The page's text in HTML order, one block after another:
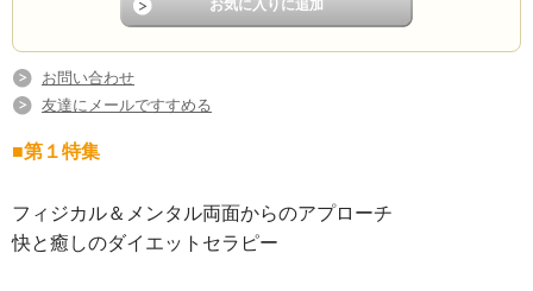
お問い合わせ
友達にメールですすめる
■第１特集
フィジカル＆メンタル両面からのアプローチ
快と癒しのダイエットセラピー